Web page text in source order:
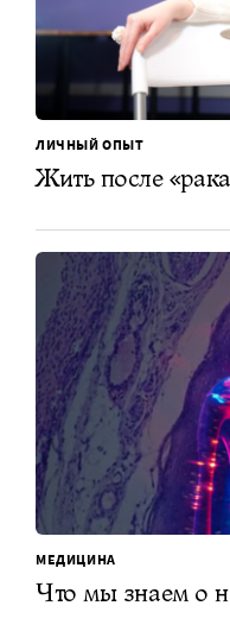
ЛИЧНЫЙ ОПЫТ
Жить после
МЕДИЦИНА
Что мы знаем о